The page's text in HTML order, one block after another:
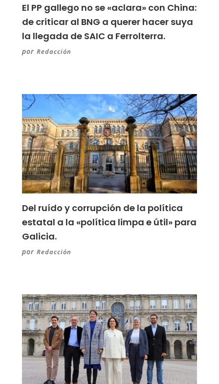
El PP gallego no se «aclara» con China:
de criticar al BNG a querer hacer suya
la llegada de SAIC a Ferrolterra.
por Redacción
Del ruído y corrupción de la política
estatal a la «política limpa e útil» para
Galicia.
por Redacción